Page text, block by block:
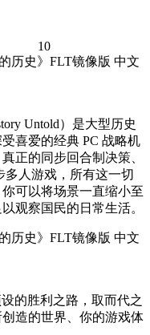
10
Untold）是大型历史
喜爱的经典 PC 战略机
正的同步回合制决策、
多人游戏，所有这一切
可以将场景一直缩小至
观察国民的日常生活。
的胜利之路，取而代之
造的世界、你的游戏体